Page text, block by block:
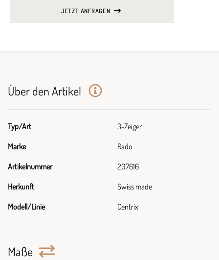
JETZT ANFRAGEN
Über den Artikel
Typ/Art 3-Zeiger
Marke Rado
Artikelnummer 207616
Herkunft Swiss made
Modell/Linie Centrix
Maße